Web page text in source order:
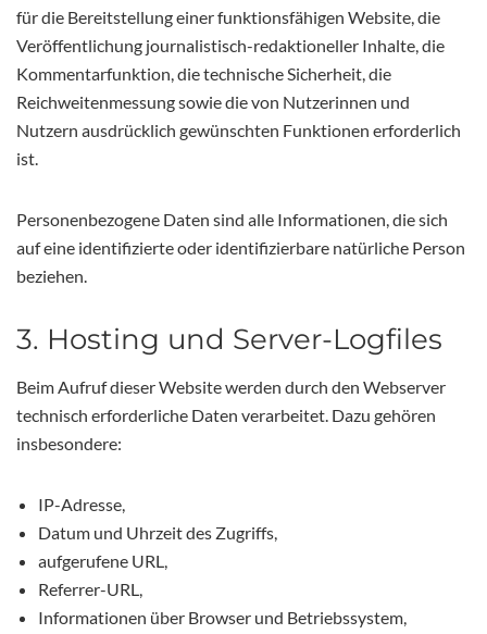
für die Bereitstellung einer funktionsfähigen Website, die
Veröffentlichung journalistisch-redaktioneller Inhalte, die
Kommentarfunktion, die technische Sicherheit, die
Reichweitenmessung sowie die von Nutzerinnen und
Nutzern ausdrücklich gewünschten Funktionen erforderlich
ist.
Personenbezogene Daten sind alle Informationen, die sich
auf eine identifizierte oder identifizierbare natürliche Person
beziehen.
3. Hosting und Server-Logfiles
Beim Aufruf dieser Website werden durch den Webserver
technisch erforderliche Daten verarbeitet. Dazu gehören
insbesondere:
IP-Adresse,
Datum und Uhrzeit des Zugriffs,
aufgerufene URL,
Referrer-URL,
Informationen über Browser und Betriebssystem,